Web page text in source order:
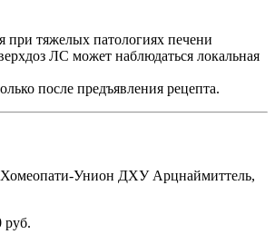
при тяжелых патологиях печени
ЛС может наблюдаться локальная
после предъявления рецепта.
Унион ДХУ Арцнаймиттель,
руб.